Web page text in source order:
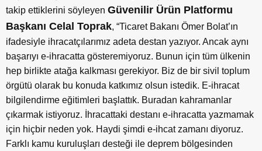
takip ettiklerini söyleyen Güvenilir Ürün Platformu
Başkanı Celal Toprak, “Ticaret Bakanı Ömer Bolat’ın
ifadesiyle ihracatçılarımız adeta destan yazıyor. Ancak aynı
başarıyı e-ihracatta gösteremiyoruz. Bunun için tüm ülkenin
hep birlikte atağa kalkması gerekiyor. Biz de bir sivil toplum
örgütü olarak bu konuda katkımız olsun istedik. E-ihracat
bilgilendirme eğitimleri başlattık. Buradan kahramanlar
çıkarmak istiyoruz. İhracattaki destanı e-ihracatta yazmamak
için hiçbir neden yok. Haydi şimdi e-ihcat zamanı diyoruz.
Farklı kamu kuruluşları desteği ile deprem bölgesinden